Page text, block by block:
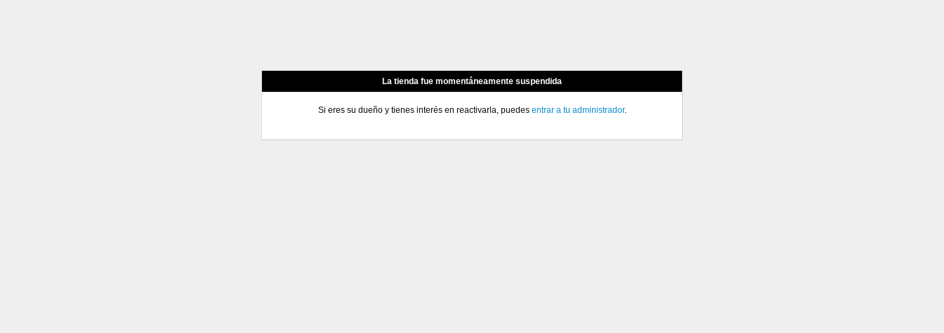
La tienda fue momentáneamente suspendida
Si eres su dueño y tienes interés en reactivarla, puedes entrar a tu administrador.